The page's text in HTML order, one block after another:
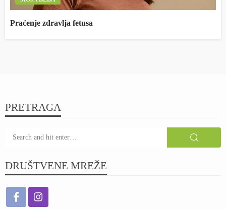
Praćenje zdravlja fetusa
PRETRAGA
DRUŠTVENE MREŽE